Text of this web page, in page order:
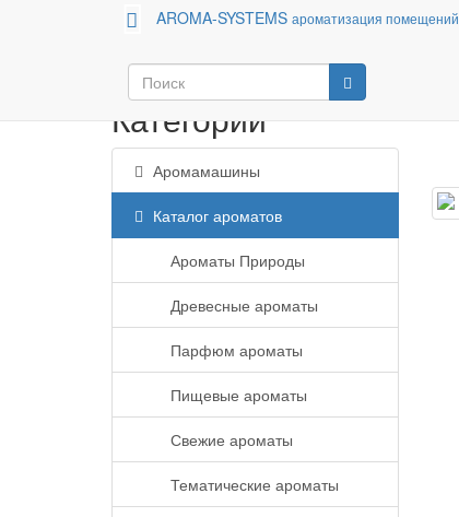
AROMA-SYSTEMS ароматизация помещений
Аромамашины Каталог ароматов
Категории
Аромамашины
Каталог ароматов
Ароматы Природы
Древесные ароматы
Парфюм ароматы
Пищевые ароматы
Свежие ароматы
Тематические ароматы